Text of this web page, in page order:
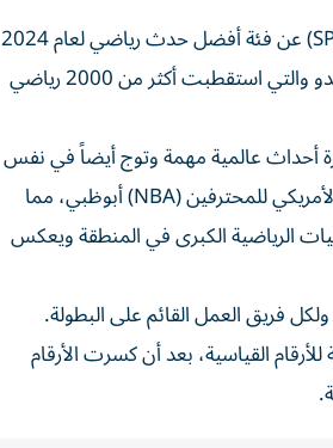
تُوِّج نادي الفجيرة للفنون القتالية، بجائزة صناعة الرياضة في الشرق الأوسط (SPIA Awards 2025) عن فئة أفضل حدث رياضي لعام 2024
وذلك تقديراً للنجاح اللافت الذي حققته النسخة الحادية عشرة من بطولة الفجيرة الدولية للتايكواندو والتي استقطبت أكثر من 2000 رياضي
تنافس على الجائزة أحداث عالمية مهمة وتوج أيضاً في نفس
الفئة بطولة دي بي العالمية وسباق جائزة الاتحاد للطيران الكبرى للفورمولا (1) ودوري كرة السلة الأمريكي للمحترفين (NBA) أبوظبي، مما
الرياضية الكبرى في المنطقة ويعكس
فريق العمل القائم على البطولة.
القياسية، بعد أن كسرت الأرقام